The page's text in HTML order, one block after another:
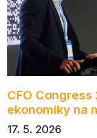
CFO
ekonomiky na
17. 5. 2026